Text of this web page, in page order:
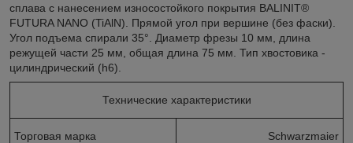
сплава с нанесением износостойкого покрытия BALINIT®
FUTURA NANO (TiAlN). Прямой угол при вершине (без фаски).
Угол подъема спирали 35°. Диаметр фрезы 10 мм, длина
режущей части 25 мм, общая длина 75 мм. Тип хвостовика -
цилиндрический (h6).
Технические характеристики
Торговая марка Schwarzmaier